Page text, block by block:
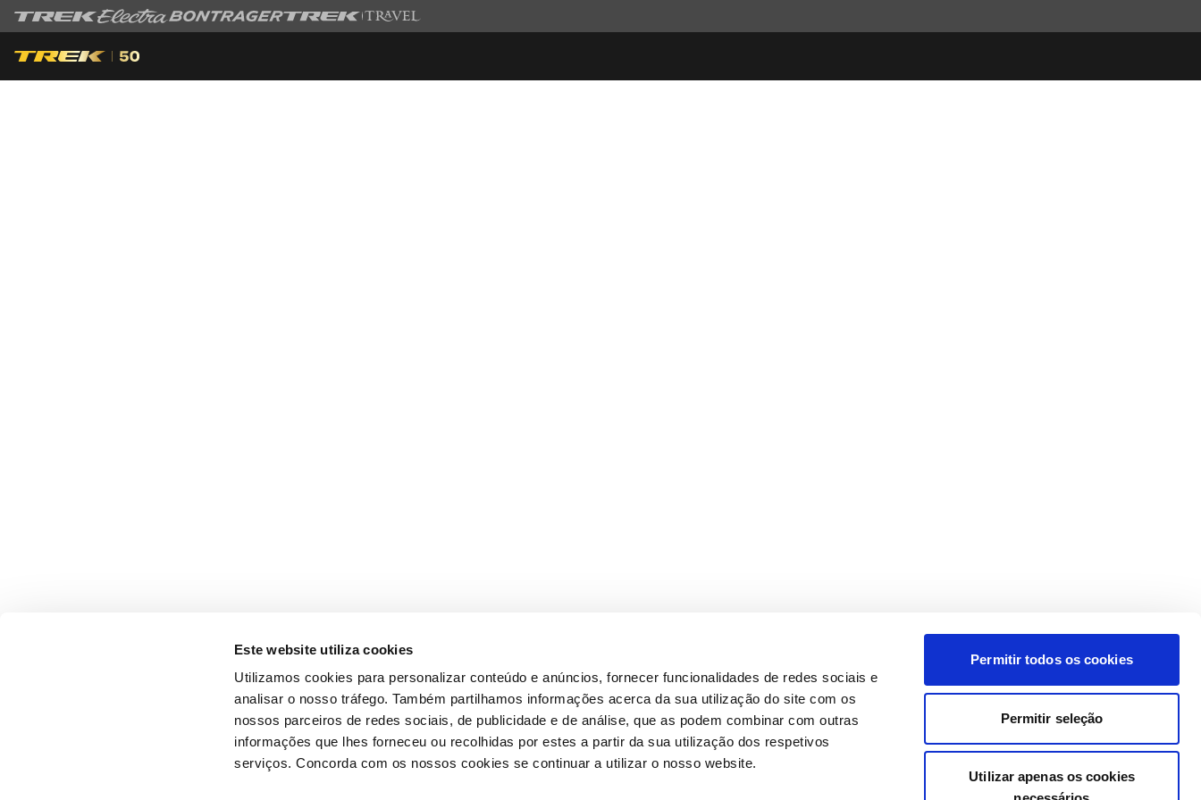
Este website utiliza cookies
Utilizamos cookies para personalizar conteúdo e anúncios, fornecer funcionalidades de redes sociais e
analisar o nosso tráfego. Também partilhamos informações acerca da sua utilização do site com os
nossos parceiros de redes sociais, de publicidade e de análise, que as podem combinar com outras
informações que lhes forneceu ou recolhidas por estes a partir da sua utilização dos respetivos
serviços. Concorda com os nossos cookies se continuar a utilizar o nosso website.
Permitir todos os cookies
Permitir seleção
Utilizar apenas os cookies